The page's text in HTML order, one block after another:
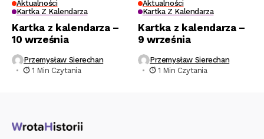
Aktualności
Kartka Z Kalendarza
Kartka z kalendarza –
10 września
Przemysław Sierechan
1 Min Czytania
Aktualności
Kartka Z Kalendarza
Kartka z kalendarza –
9 września
Przemysław Sierechan
1 Min Czytania